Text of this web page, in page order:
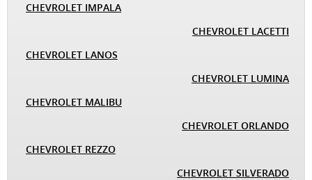
CHEVROLET IMPALA
CHEVROLET LACETTI
CHEVROLET LANOS
CHEVROLET LUMINA
CHEVROLET MALIBU
CHEVROLET ORLANDO
CHEVROLET REZZO
CHEVROLET SILVERADO